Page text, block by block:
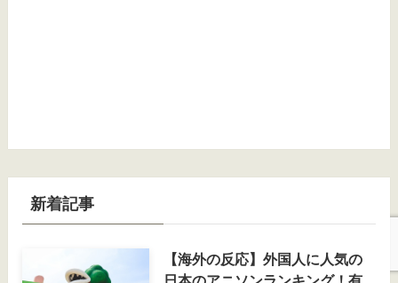
新着記事
【海外の反応】外国人に人気の